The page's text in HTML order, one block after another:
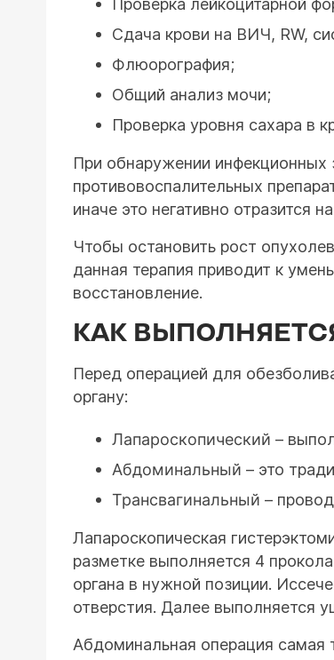
Сдача крови на ВИЧ, RW,
Флюорография;
Общий анализ мочи;
Проверка уровня сахара в
При обнаружении инфекционных
противовоспалительных
иначе это негативно отразится
Чтобы остановить рост
данная терапия приводит к
восстановление.
КАК
Перед операцией для
органу:
Лапароскопический –
Абдоминальный – это
Трансвагинальный –
Лапароскопическая
разметке выполняется 4
органа в нужной позиции.
отверстия. Далее выполняется
Абдоминальная операция самая